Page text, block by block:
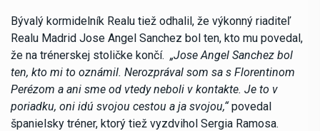
Bývalý kormidelník Realu tiež odhalil, že výkonný riaditeľ
Realu Madrid Jose Angel Sanchez bol ten, kto mu povedal,
že na trénerskej stoličke končí. „Jose Angel Sanchez bol
ten, kto mi to oznámil. Nerozprával som sa s Florentinom
Perézom a ani sme od vtedy neboli v kontakte. Je to v
poriadku, oni idú svojou cestou a ja svojou,“povedal
španielsky tréner, ktorý tiež vyzdvihol Sergia Ramosa.